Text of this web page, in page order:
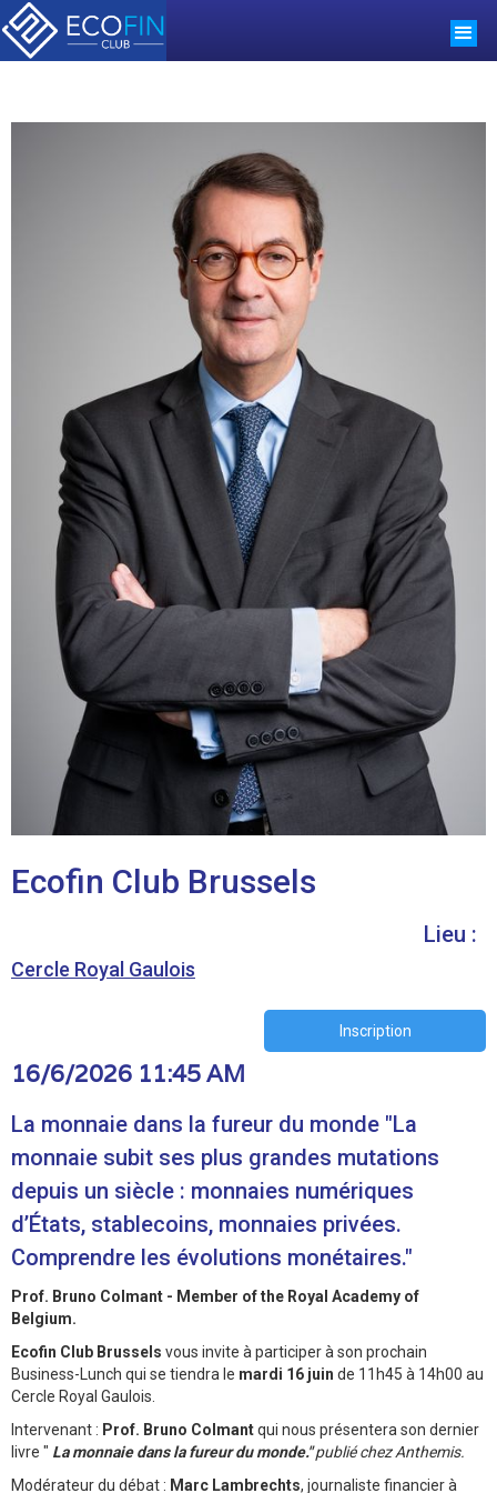
Ecofin Club Brussels
Lieu :
Cercle Royal Gaulois
Inscription
16/6/2026 11:45 AM
La monnaie dans la fureur du monde "La
monnaie subit ses plus grandes mutations
depuis un siècle : monnaies numériques
d’États, stablecoins, monnaies privées.
Comprendre les évolutions monétaires."
Prof. Bruno Colmant - Member of the Royal Academy of
Belgium.
Ecofin Club Brussels vous invite à participer à son prochain
Business-Lunch qui se tiendra le mardi 16 juin de 11h45 à 14h00 au
Cercle Royal Gaulois.
Intervenant : Prof. Bruno Colmantqui nous présentera son dernier
livre " La monnaie dans la fureur du monde."publié chez Anthemis.
Modérateur du débat : Marc Lambrechts, journaliste financier à